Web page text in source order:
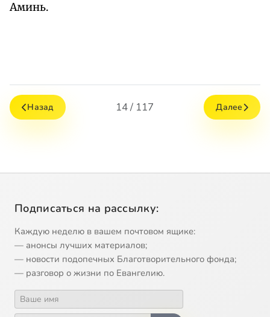
Аминь.
Назад 14 / 117 Далее
Подписаться на рассылку:
Каждую неделю в вашем почтовом ящике:
— анонсы лучших материалов;
— новости подопечных Благотворительного фонда;
— разговор о жизни по Евангелию.